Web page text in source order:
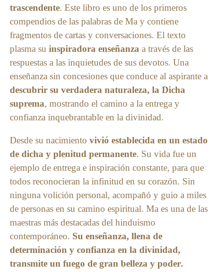
trascendente. Este libro es uno de los primeros
compendios de las palabras de Ma y contiene
fragmentos de cartas y conversaciones. El texto
plasma su inspiradora enseñanza a través de las
respuestas a las inquietudes de sus devotos. Una
enseñanza sin concesiones que conduce al aspirante a
descubrir su verdadera naturaleza, la Dicha
suprema, mostrando el camino a la entrega y
confianza inquebrantable en la divinidad.
Desde su nacimiento vivió establecida en un estado
de dicha y plenitud permanente. Su vida fue un
ejemplo de entrega e inspiración constante, para que
todos reconocieran la infinitud en su corazón. Sin
ninguna volición personal, acompañó y guio a miles
de personas en su camino espiritual. Ma es una de las
maestras más destacadas del hinduismo
contemporáneo. Su enseñanza, llena de
determinación y confianza en la divinidad,
transmite un fuego de gran belleza y poder.